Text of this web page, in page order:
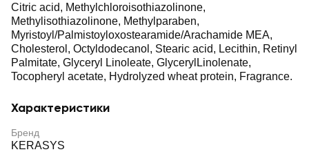
Citric acid, Methylchloroisothiazolinone,
Methylisothiazolinone, Methylparaben,
Myristoyl/Palmistoyloxostearamide/Arachamide MEA,
Cholesterol, Octyldodecanol, Stearic acid, Lecithin, Retinyl
Palmitate, Glyceryl Linoleate, GlycerylLinolenate,
Tocopheryl acetate, Hydrolyzed wheat protein, Fragrance.
Характеристики
Бренд
KERASYS